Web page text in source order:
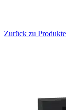
Zurück zu Produkte